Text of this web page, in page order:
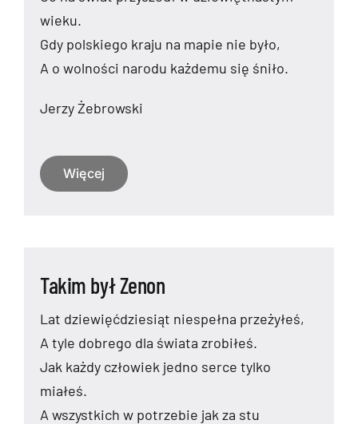
wieku.
Gdy polskiego kraju na mapie nie było,
A o wolności narodu każdemu się śniło.
Jerzy Żebrowski
Więcej
Takim był Zenon
Lat dziewięćdziesiąt niespełna przeżyłeś,
A tyle dobrego dla świata zrobiłeś.
Jak każdy człowiek jedno serce tylko
miałeś.
A wszystkich w potrzebie jak za stu